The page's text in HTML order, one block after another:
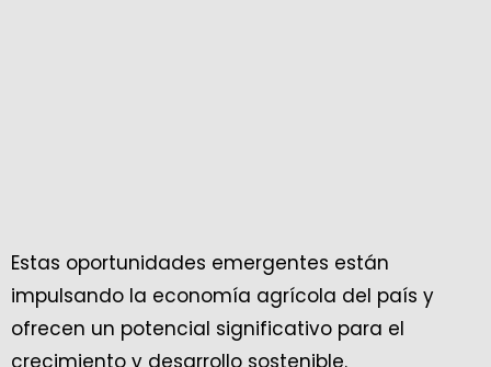
Estas oportunidades emergentes están
impulsando la economía agrícola del país y
ofrecen un potencial significativo para el
crecimiento y desarrollo sostenible.